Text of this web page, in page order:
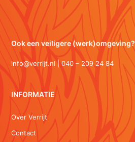
Ook een veiligere (werk)omgeving?
info@verrijt.nl | 040 – 209 24 84
INFORMATIE
Over Verrijt
Contact